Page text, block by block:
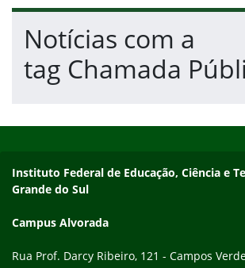
Fim da navegação
Início do conteúdo
Notícias com a
tag Chamada
Endereço
Instituto Federal de Educação, Ciência e
Grande do Sul
Campus Alvorada
Rua Prof. Darcy Ribeiro, 121 - Campos